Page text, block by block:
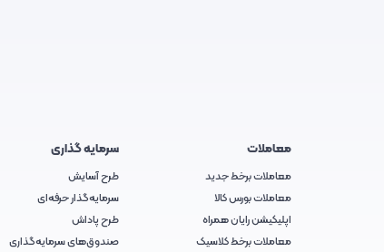
معاملات
معاملات برخط جدید
معاملات بورس کالا
اپلیکیشن رایان همراه
معاملات برخط کلاسیک
سرمایه گذاری
طرح آسایش
سرمایه‌گذار حرفه‌ای
طرح پاداش
صندوق‌های سرمایه‌گذاری